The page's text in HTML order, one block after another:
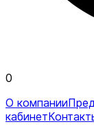
0
О компании
кабинет